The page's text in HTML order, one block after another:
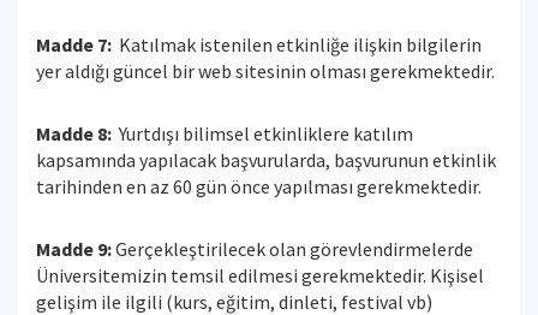
Madde 7: Katılmak istenilen etkinliğe ilişkin bilgilerin
yer aldığı güncel bir web sitesinin olması gerekmektedir.
Madde 8: Yurtdışı bilimsel etkinliklere katılım
kapsamında yapılacak başvurularda, başvurunun etkinlik
tarihinden en az 60 gün önce yapılması gerekmektedir.
Madde 9:Gerçekleştirilecek olan görevlendirmelerde
Üniversitemizin temsil edilmesi gerekmektedir. Kişisel
gelişim ile ilgili (kurs, eğitim, dinleti, festival vb)